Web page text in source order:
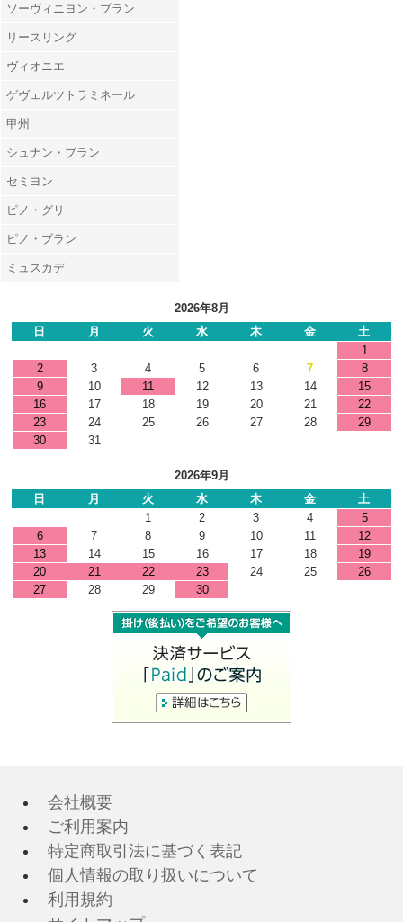
ソーヴィニヨン・ブラン
リースリング
ヴィオニエ
ゲヴェルツトラミネール
甲州
シュナン・ブラン
セミヨン
ピノ・グリ
ピノ・ブラン
ミュスカデ
2026年8月
日
月 火 水 木 金
土
1
2
3 4 5 6 7
8
9
10 11 12 13 14
15
16
17 18 19 20 21
22
23
24 25 26 27 28
29
30
31
2026年9月
日
月 火 水 木 金
土
1
2 3 4
5
6
7 8 9 10 11
12
13
14 15 16 17 18
19
20
21 22 23 24 25
26
27
28 29 30
会社概要
ご利用案内
特定商取引法に基づく表記
個人情報の取り扱いについて
利用規約